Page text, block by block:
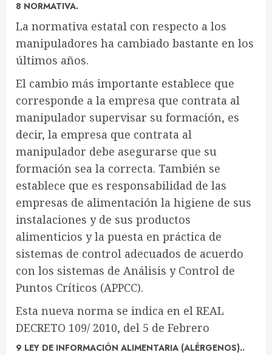
8 NORMATIVA.
La normativa estatal con respecto a los
manipuladores ha cambiado bastante en los
últimos años.
El cambio más importante establece que
corresponde a la empresa que contrata al
manipulador supervisar su formación, es
decir, la empresa que contrata al
manipulador debe asegurarse que su
formación sea la correcta. También se
establece que es responsabilidad de las
empresas de alimentación la higiene de sus
instalaciones y de sus productos
alimenticios y la puesta en práctica de
sistemas de control adecuados de acuerdo
con los sistemas de Análisis y Control de
Puntos Críticos (APPCC).
Esta nueva norma se indica en el REAL
DECRETO 109/ 2010, del 5 de Febrero
9 LEY DE INFORMACIÓN ALIMENTARIA (ALÉRGENOS)..